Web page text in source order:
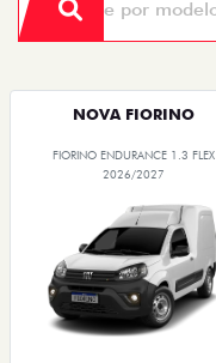
NOVA FIORINO
FIORINO ENDURANCE 1.3 FLEX
2026/2027